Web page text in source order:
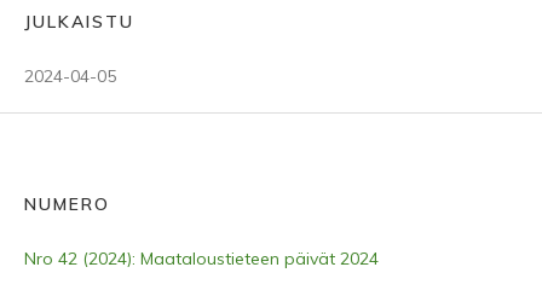
JULKAISTU
2024-04-05
NUMERO
Nro 42 (2024): Maataloustieteen päivät 2024